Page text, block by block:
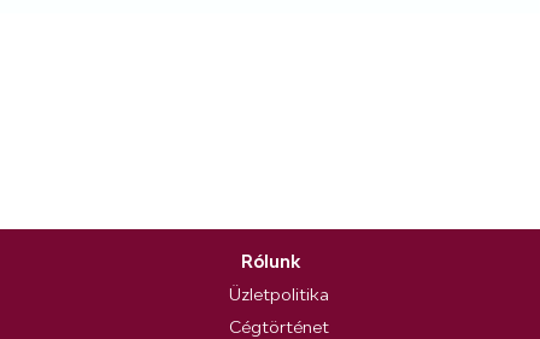
Rólunk
Üzletpolitika
Cégtörténet